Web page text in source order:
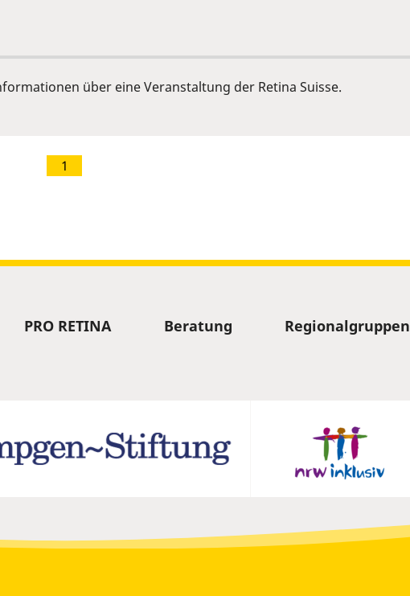
über eine Veranstaltung der Retina Suisse.
1
PRO RETINA Beratung Regionalgruppen